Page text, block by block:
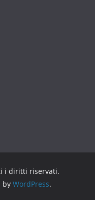
i diritti riservati.
by WordPress.